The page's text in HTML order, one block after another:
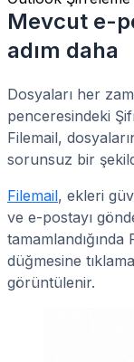
Mevcut e-
adım daha
Dosyaları her
penceresindeki
Filemail,
sorunsuz bir
Filemail, ekleri
ve e-postayı
düğmesine
görüntülenir.